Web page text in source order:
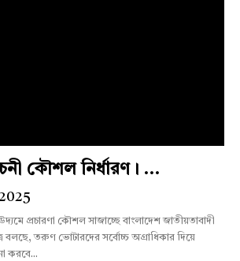
কৌশল নির্ধারণ। ...
প্রচারণা কৌশল সাজাচ্ছে বাংলাদেশ জাতীয়তাবাদী
তরুণ ভোটারদের সর্বোচ্চ অগ্রাধিকার দিয়ে
করবে...